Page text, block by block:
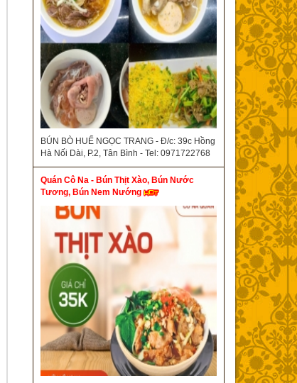
BÚN BÒ HUẾ NGỌC TRANG - Đ/c: 39c Hồng
Hà Nối Dài, P.2, Tân Bình - Tel: 0971722768
Quán Cô Na - Bún Thịt Xào, Bún Nước
Tương, Bún Nem Nướng